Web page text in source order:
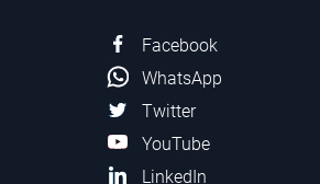
Facebook
WhatsApp
Twitter
YouTube
LinkedIn